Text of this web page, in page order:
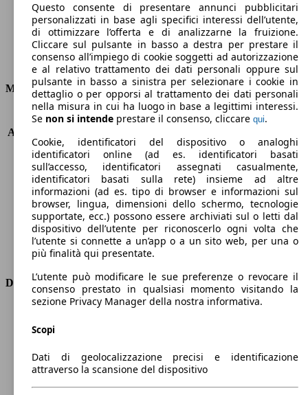
Diesel
Carburante
Motore e Prestazioni
KW (PS)
140 kW (190 PS)
Accelerazione (0-100 km/h)
Velocità massima (km/h)
230 km/h
Numero di marce
8
Coppia
450 nm
Cilindrata
2143 ccm
Carburante
Diesel
Cilindri
4
Trasmissione
Automatico
Tipo di trazione
trazione posteriore
Dimensioni
Lunghezza
Passo
2820 mm
Peso massimo
Carico massimo
-
Questo consente di presentare annunci pubblicitari
personalizzati in base agli specifici interessi dell’utente,
di ottimizzare l’offerta e di analizzarne la fruizione.
Cliccare sul pulsante in basso a destra per prestare il
consenso all’impiego di cookie soggetti ad autorizzazione
e al relativo trattamento dei dati personali oppure sul
pulsante in basso a sinistra per selezionare i cookie in
dettaglio o per opporsi al trattamento dei dati personali
nella misura in cui ha luogo in base a legittimi interessi.
Se non si intende prestare il consenso, cliccare qui.
Cookie, identificatori del dispositivo o analoghi
identificatori online (ad es. identificatori basati
sull’accesso, identificatori assegnati casualmente,
identificatori basati sulla rete) insieme ad altre
informazioni (ad es. tipo di browser e informazioni sul
browser, lingua, dimensioni dello schermo, tecnologie
supportate, ecc.) possono essere archiviati sul o letti dal
dispositivo dell’utente per riconoscerlo ogni volta che
l’utente si connette a un’app o a un sito web, per una o
più finalità qui presentate.
L’utente può modificare le sue preferenze o revocare il
consenso prestato in qualsiasi momento visitando la
sezione Privacy Manager della nostra informativa.
Scopi
Dati di geolocalizzazione precisi e identificazione
attraverso la scansione del dispositivo